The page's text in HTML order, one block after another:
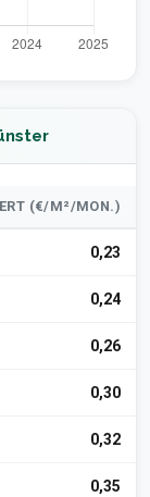
(€/M²/MON.)
0,23
0,24
0,26
0,30
0,32
0,35